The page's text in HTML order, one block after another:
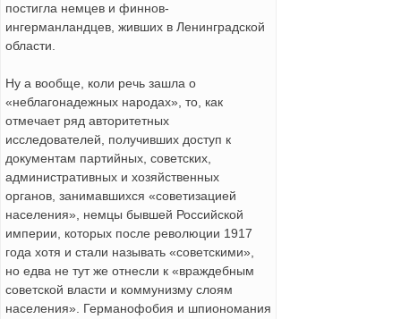
постигла немцев и финнов-
ингерманландцев, живших в Ленинградской
области.
Ну а вообще, коли речь зашла о
«неблагонадежных народах», то, как
отмечает ряд авторитетных
исследователей, получивших доступ к
документам партийных, советских,
административных и хозяйственных
органов, занимавшихся «советизацией
населения», немцы бывшей Российской
империи, которых после революции 1917
года хотя и стали называть «советскими»,
но едва не тут же отнесли к «враждебным
советской власти и коммунизму слоям
населения». Германофобия и шпиономания